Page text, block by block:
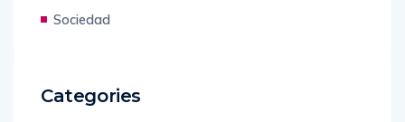
Sociedad
Categories